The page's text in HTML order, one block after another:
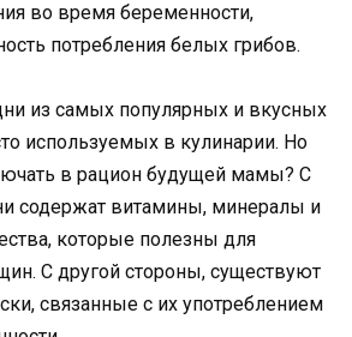
во время беременности,
потребления белых грибов.
из самых популярных и вкусных
используемых в кулинарии. Но
в рацион будущей мамы? С
содержат витамины, минералы и
которые полезны для
С другой стороны, существуют
связанные с их употреблением